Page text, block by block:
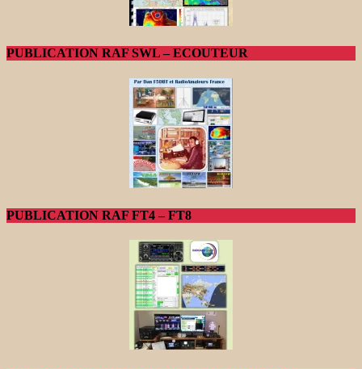
PUBLICATION RAF SWL – ECOUTEUR
PUBLICATION RAF FT4 – FT8